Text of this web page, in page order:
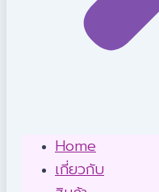
Home
เกี่ยวกับ